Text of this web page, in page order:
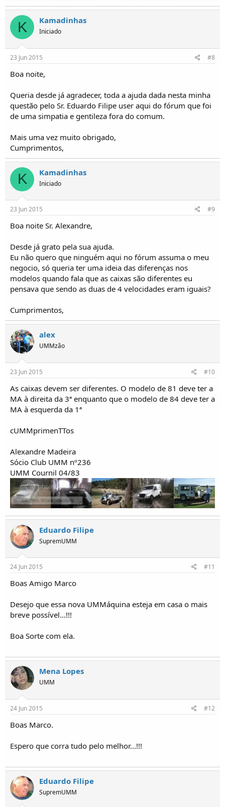
K Kamadinhas
Iniciado
23 Jun 2015 #8
Boa noite,
Queria desde já agradecer, toda a ajuda dada nesta minha
questão pelo Sr. Eduardo Filipe user aqui do fórum que foi
de uma simpatia e gentileza fora do comum.
Mais uma vez muito obrigado,
Cumprimentos,
K Kamadinhas
Iniciado
23 Jun 2015 #9
Boa noite Sr. Alexandre,
Desde já grato pela sua ajuda.
Eu não quero que ninguém aqui no fórum assuma o meu
negocio, só queria ter uma ideia das diferenças nos
modelos quando fala que as caixas são diferentes eu
pensava que sendo as duas de 4 velocidades eram iguais?
Cumprimentos,
alex
UMMzão
23 Jun 2015 #10
As caixas devem ser diferentes. O modelo de 81 deve ter a
MA à direita da 3ª enquanto que o modelo de 84 deve ter a
MA à esquerda da 1ª
cUMMprimenTTos
Alexandre Madeira
Sócio Club UMM nº236
UMM Cournil 04/83
Eduardo Filipe
SupremUMM
24 Jun 2015 #11
Boas Amigo Marco
Desejo que essa nova UMMáquina esteja em casa o mais
breve possível...!!!
Boa Sorte com ela.
Mena Lopes
UMM
24 Jun 2015 #12
Boas Marco.
Espero que corra tudo pelo melhor...!!!
Eduardo Filipe
SupremUMM